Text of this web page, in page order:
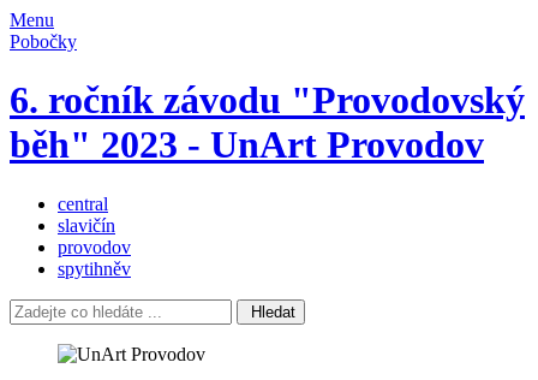
Menu
Pobočky
6. ročník závodu "Provodovský
běh" 2023 - UnArt Provodov
central
slavičín
provodov
spytihněv
Hledat